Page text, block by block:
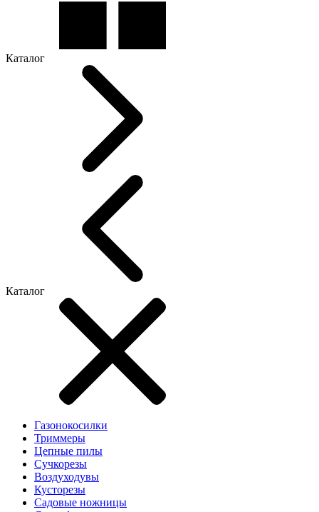
Каталог
Каталог
Газонокосилки
Триммеры
Цепные пилы
Cучкорезы
Воздуходувы
Кусторезы
Садовые ножницы